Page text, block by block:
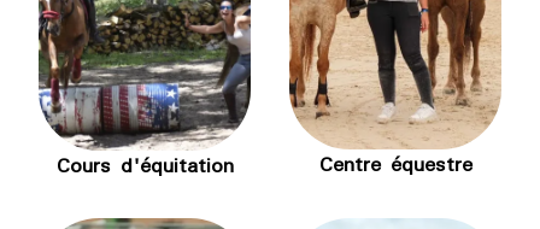
Cours d'équitation Centre équestre